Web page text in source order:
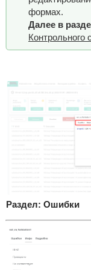
формах.
Далее в
Контрольного
Раздел: Ошибки